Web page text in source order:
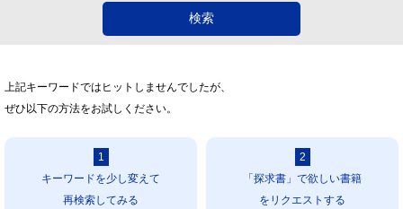
上記キーワードではヒットしませんでしたが、
ぜひ以下の方法をお試しください。
1
キーワードを少し変えて
再検索してみる
2
「探求書」で欲しい書籍
をリクエストする